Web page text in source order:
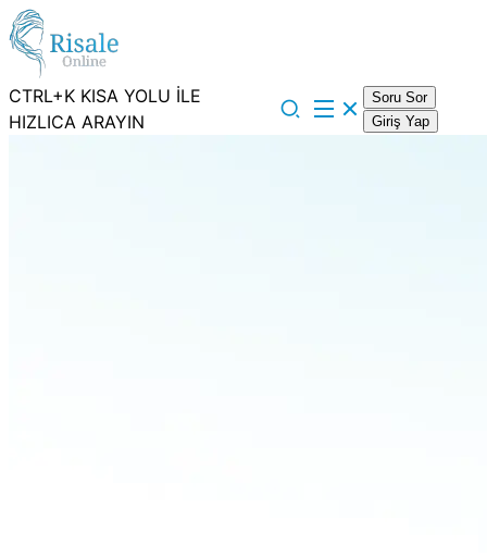
CTRL+K KISA YOLU İLE
HIZLICA ARAYIN
Soru Sor
Giriş Yap